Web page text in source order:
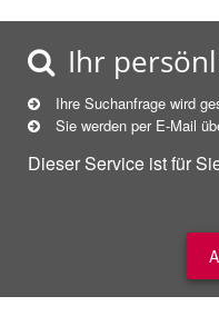
Ihr
Ihre Suchanfrage wird
Sie werden per E-Mail
Dieser Service ist für